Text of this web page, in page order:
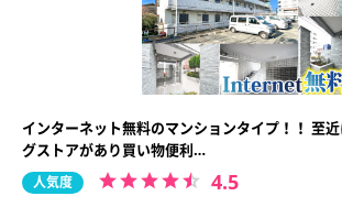
インターネット無料のマンションタイプ！！ 至
グストアがあり買い物便利…
人気度
4.5